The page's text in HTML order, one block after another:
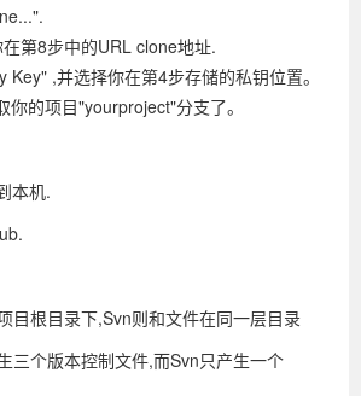
第8步中的URL clone地址.
Key" ,并选择你在第4步存储的私钥位置。
你的项目"yourproject"分支了。
本机.
目根目录下,Svn则和文件在同一层目录
三个版本控制文件,而Svn只产生一个